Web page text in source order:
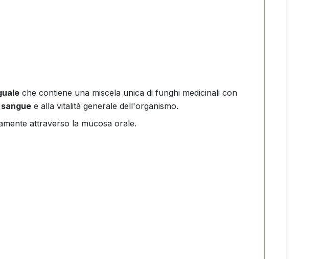
che contiene una miscela unica di funghi medicinali con
e alla vitalità generale dell'organismo.
attraverso la mucosa orale.